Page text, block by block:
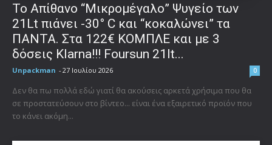
Το Απίθανο “Μικρομέγαλο” Ψυγείο των
21Lt πιάνει -30° C και “κοκαλώνει” τα
ΠΑΝΤΑ. Στα 122€ ΚΟΜΠΛΕ και με 3
δόσεις Klarna!!! Foursun 21lt...
Unpackman - 27 Ιουλίου 2026 0
Δεν θα πω πολλά εδώ γιατί θα ακούσεις αρκετά χρήσιμα που θα
σε προστατεύσουν στο βίντεο... είναι ένα εξαιρετικό προϊόν που
το κάνει ακόμη...